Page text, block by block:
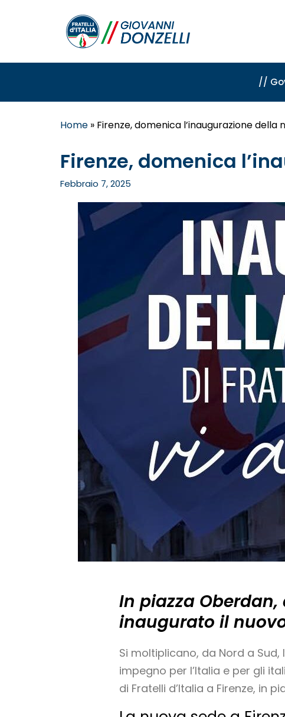
//
Home » Firenze, domenica l’inaugurazione della
Firenze, domenica
Febbraio 7, 2025
In piazza
inaugurato il
Si moltiplicano, da Nord a
impegno per l’Italia e per gli
di Fratelli d’Italia a Firenze, in